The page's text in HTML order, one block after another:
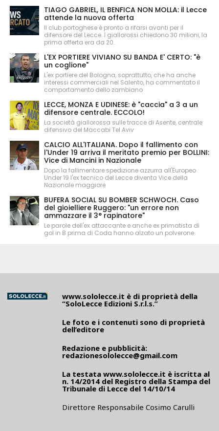
TIAGO GABRIEL, IL BENFICA NON MOLLA: il Lecce
attende la nuova offerta
Il club portoghese è pronto a rifarsi avanti per il
difensore del Lecce. I giallorossi chiedono 30 milioni, la
prima offerta era da 20.
L'EX PORTIERE VIVIANO SU BANDA E' CERTO: "è
un coglione"
L'ex portiere del Bologna, soprattutto, che ha anche
interessi commerciali nel Salento, ha commentato il
comportamento dello zambiano
LECCE, MONZA E UDINESE: è "caccia" a 3 a un
difensore centrale. ECCOLO!
La società giallorossa sulle tracce di Asente, centrale
difensivo del Maccabi Tel Aviv
CALCIO ALL'ITALIANA. Dopo il fallimento con
l'Under 19 arriva il meritato premio per BOLLINI:
Vice di Mancini in Nazionale
Dopo la fallimentare spedizione azzurra all'Europeo
Under 19 l'ex tecnico del Lecce diventa Vice della
Nazionale maggiore
BUFERA SOCIAL SU BOMBER SCHWOCH. Caso
del gioielliere Ruggero: "un errore non
ammazzare il 3° rapinatore"
Le parole dell'ex attaccante e anche ex primatista di
gol in B prima di Coda hanno alzato un polverone
www.sololecce.it è di proprietà della
“SoloLecce Edizioni S.r.l.s.”
Le foto e i contenuti sono di proprietà
dell’editore
Redazione e pubblicità:
redazionesololecce@gmail.com
La testata www.sololecce.it è iscritta al
n. 14/2014 del Registro della Stampa del
Tribunale di Lecce del 14/10/14
Direttore Responsabile Cosimo Carulli